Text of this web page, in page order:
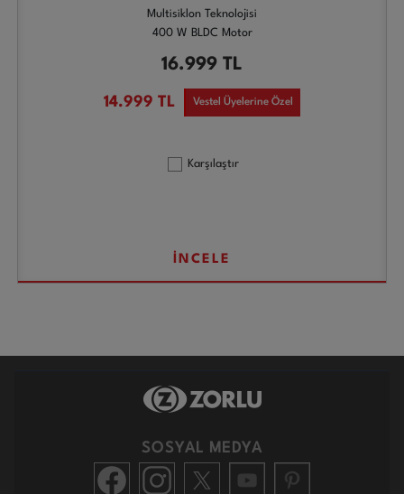
Multisiklon Teknolojisi
400 W BLDC Motor
16.999 TL
14.999 TL Vestel Üyelerine Özel
Karşılaştır
İNCELE
SOSYAL MEDYA